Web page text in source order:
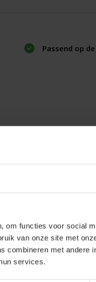
om functies voor social
van onze site met
combineren met andere
services.
Passend op